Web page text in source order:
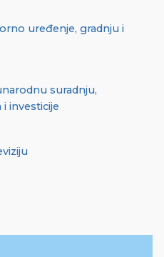
uređenje, gradnju i
suradnju,
investicije